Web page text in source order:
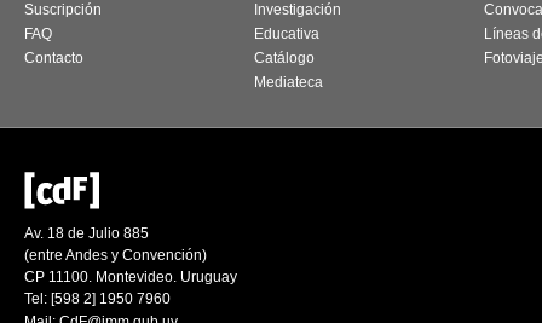
Suscripción
FAQ
Contacto
Investigación
Educativa
Catálogo
Mediateca
Líneas
Av. 18 de Julio 885
(entre Andes y Convención)
CP 11100. Montevideo. Uruguay
Tel: [598 2] 1950 7960